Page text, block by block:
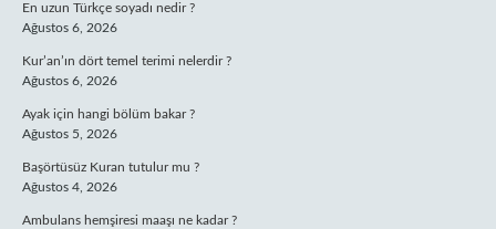
En uzun Türkçe soyadı nedir ?
Ağustos 6, 2026
Kur’an’ın dört temel terimi nelerdir ?
Ağustos 6, 2026
Ayak için hangi bölüm bakar ?
Ağustos 5, 2026
Başörtüsüz Kuran tutulur mu ?
Ağustos 4, 2026
Ambulans hemşiresi maaşı ne kadar ?